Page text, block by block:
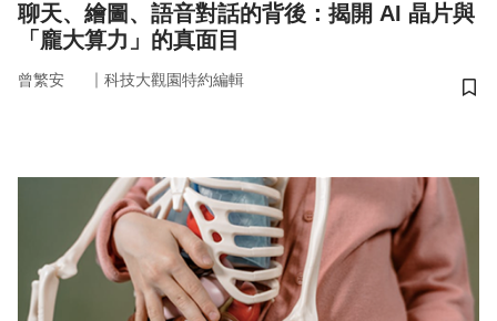
聊天、繪圖、語音對話的背後：揭開 AI 晶片與
「龐大算力」的真面目
曾繁安 ｜ 科技大觀園特約編輯
儲